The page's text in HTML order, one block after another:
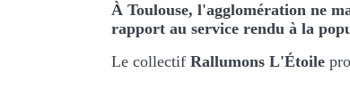
À Toulouse, l'agglomération ne
rapport au service rendu à la
Le collectif Rallumons L'Étoile